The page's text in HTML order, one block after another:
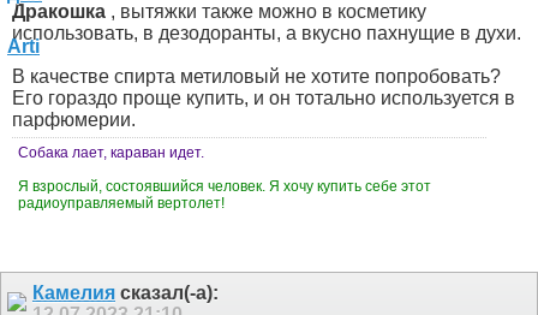
Дракошка , вытяжки также можно в косметику
использовать, в дезодоранты, а вкусно пахнущие в духи.
В качестве спирта метиловый не хотите попробовать?
Его гораздо проще купить, и он тотально используется в
парфюмерии.
Собака лает, караван идет.
Я взрослый, состоявшийся человек. Я хочу купить себе этот
радиоуправляемый вертолет!
Камелия сказал(-а):